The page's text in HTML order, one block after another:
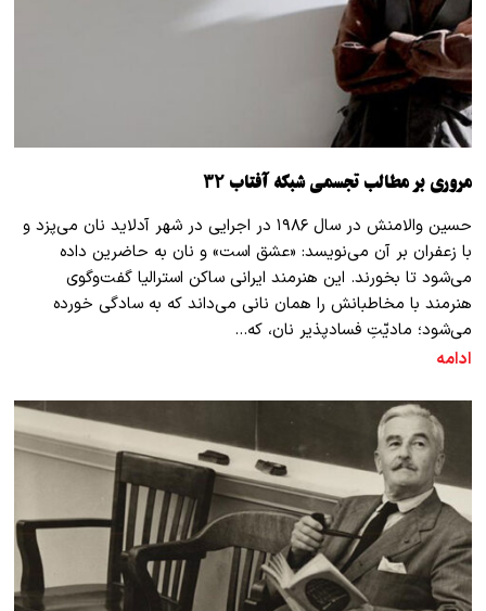
مروری بر مطالب تجسمی شبکه آفتاب ۳۲
حسین والامنش در سال ۱۹۸۶ در اجرایی در شهر آدلاید نان می‌پزد و
با زعفران بر آن می‌نویسد: «عشق است» و نان به حاضرین داده
می‌شود تا بخورند. این هنرمند ایرانی ساکن استرالیا گفت‌وگوی
هنرمند با مخاطبانش را همان نانی می‌داند که به سادگی خورده
می‌شود؛ مادیّتِ فسادپذیر نان، که…
ادامه